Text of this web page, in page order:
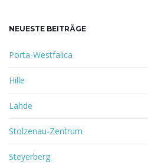
NEUESTE BEITRÄGE
Porta-Westfalica
Hille
Lahde
Stolzenau-Zentrum
Steyerberg